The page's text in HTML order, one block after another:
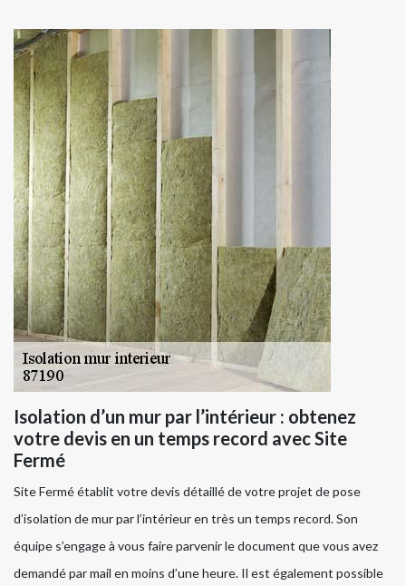
Isolation d’un mur par l’intérieur : obtenez
votre devis en un temps record avec Site
Fermé
Site Fermé établit votre devis détaillé de votre projet de pose
d’isolation de mur par l’intérieur en très un temps record. Son
équipe s’engage à vous faire parvenir le document que vous avez
demandé par mail en moins d’une heure. Il est également possible